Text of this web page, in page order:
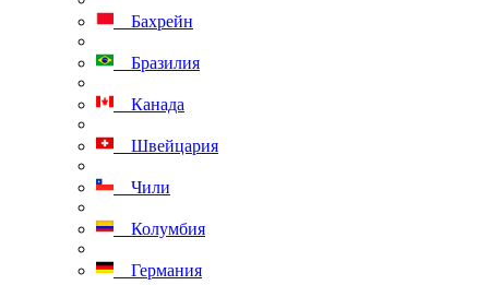
Бахрейн
Бразилия
Канада
Швейцария
Чили
Колумбия
Германия